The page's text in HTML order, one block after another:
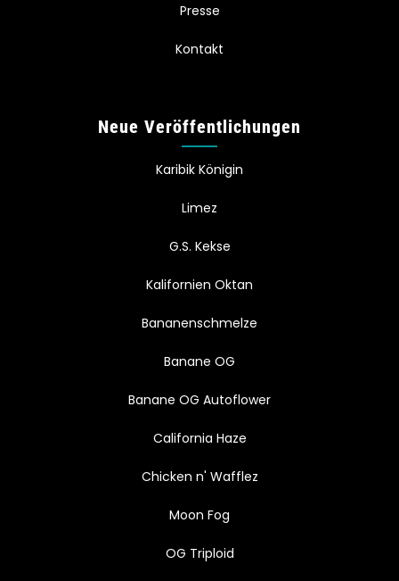
Presse
Kontakt
Neue Veröffentlichungen
Karibik Königin
Limez
G.S. Kekse
Kalifornien Oktan
Bananenschmelze
Banane OG
Banane OG Autoflower
California Haze
Chicken n' Wafflez
Moon Fog
OG Triploid